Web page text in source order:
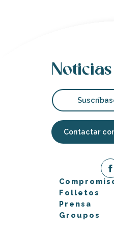
Contactar
Folletos
Prensa
Groupos